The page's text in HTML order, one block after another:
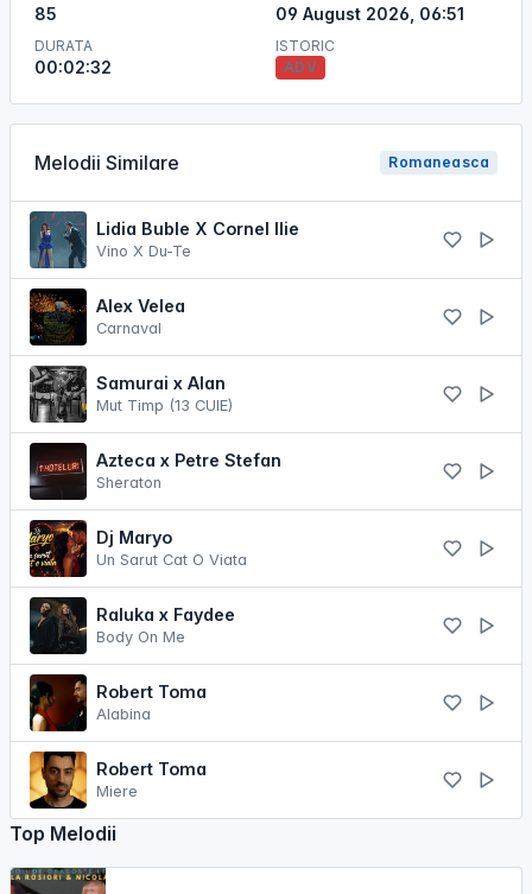
85
DURATA
00:02:32
09 August 2026, 06:51
ISTORIC
ADV
Melodii Similare Romaneasca
Lidia Buble X Cornel Ilie
Vino X Du-Te
Alex Velea
Carnaval
Samurai x Alan
Mut Timp (13 CUIE)
Azteca x Petre Stefan
Sheraton
Dj Maryo
Un Sarut Cat O Viata
Raluka x Faydee
Body On Me
Robert Toma
Alabina
Robert Toma
Miere
Top Melodii